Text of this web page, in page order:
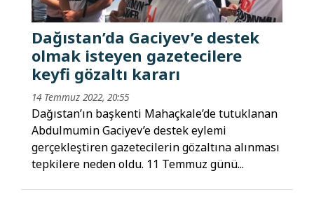
Dağıstan’da Gaciyev’e destek
olmak isteyen gazetecilere
keyfi gözaltı kararı
14 Temmuz 2022, 20:55
Dağıstan’ın başkenti Mahaçkale’de tutuklanan
Abdulmumin Gaciyev’e destek eylemi
gerçekleştiren gazetecilerin gözaltına alınması
tepkilere neden oldu. 11 Temmuz günü...